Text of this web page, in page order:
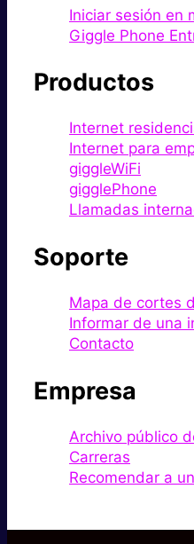
Iniciar sesión en
Giggle Phone
Productos
Internet
Internet para
giggleWiFi
gigglePhone
Llamadas
Soporte
Mapa de cortes
Informar de una
Contacto
Empresa
Archivo público
Carreras
Recomendar a